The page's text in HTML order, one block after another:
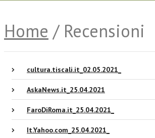
Home / Recensioni
cultura.tiscali.it_02.05.2021_
AskaNews.it_25.04.2021
FaroDiRoma.it_25.04.2021_
It.Yahoo.com_25.04.2021_